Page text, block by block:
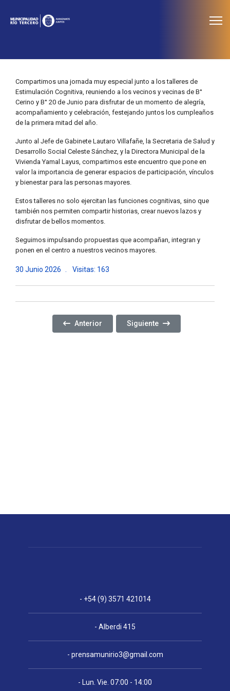
Compartimos una jornada muy especial junto a los talleres de
Estimulación Cognitiva, reuniendo a los vecinos y vecinas de B°
Cerino y B° 20 de Junio para disfrutar de un momento de alegría,
acompañamiento y celebración, festejando juntos los cumpleaños
de la primera mitad del año.
Junto al Jefe de Gabinete Lautaro Villafañe, la Secretaria de Salud y
Desarrollo Social Celeste Sánchez, y la Directora Municipal de la
Vivienda Yamal Layus, compartimos este encuentro que pone en
valor la importancia de generar espacios de participación, vínculos
y bienestar para las personas mayores.
Estos talleres no solo ejercitan las funciones cognitivas, sino que
también nos permiten compartir historias, crear nuevos lazos y
disfrutar de bellos momentos.
Seguimos impulsando propuestas que acompañan, integran y
ponen en el centro a nuestros vecinos mayores.
30 Junio 2026 Visitas: 163
Artículo Anterior: ¡NUEVO ENCUENTRO DE LOS
Anterior Artículo Siguiente: ¡SEGUIMOS
Siguiente
- +54 (9) 3571 421014
- Alberdi 415
- prensamunirio3@gmail.com
- Lun. Vie. 07:00 - 14:00